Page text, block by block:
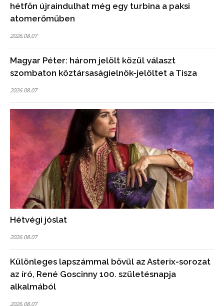
hétfőn újraindulhat még egy turbina a paksi
atomerőműben
2026.08.07
Magyar Péter: három jelölt közül választ
szombaton köztársaságielnök-jelöltet a Tisza
2026.08.07
Hétvégi jóslat
2026.08.07
Különleges lapszámmal bővül az Asterix-sorozat
az író, René Goscinny 100. születésnapja
alkalmából
2026.08.07